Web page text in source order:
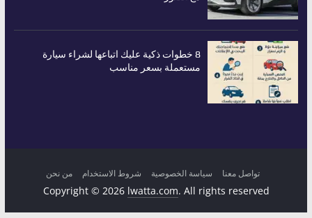
8 خطوات ذكية عليك اتباعها لشراء سيارة
مستعملة بسعر مناسب
تواصل معنا سياسة الخصوصية شروط الاستخدام من نحن
Copyright © 2026 lwatta.com. All rights reserved